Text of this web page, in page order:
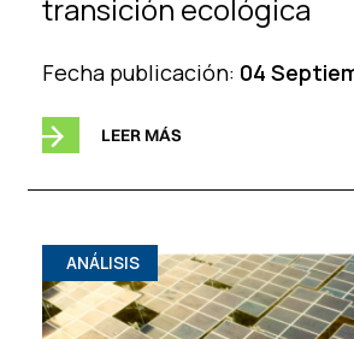
transición ecológica
Fecha publicación: 04
LEER MÁS
ANÁLISIS